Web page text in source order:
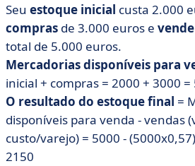
Seu estoque inicial custa 2.000
compras de 3.000 euros e vende
total de 5.000 euros.
Mercadorias disponíveis para
inicial + compras = 2000 + 3000 =
O resultado do estoque final =
disponíveis para venda - vendas
custo/varejo) = 5000 -
2150